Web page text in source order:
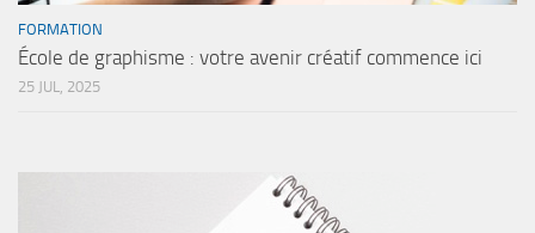
FORMATION
École de graphisme : votre avenir créatif commence ici
25 JUL, 2025